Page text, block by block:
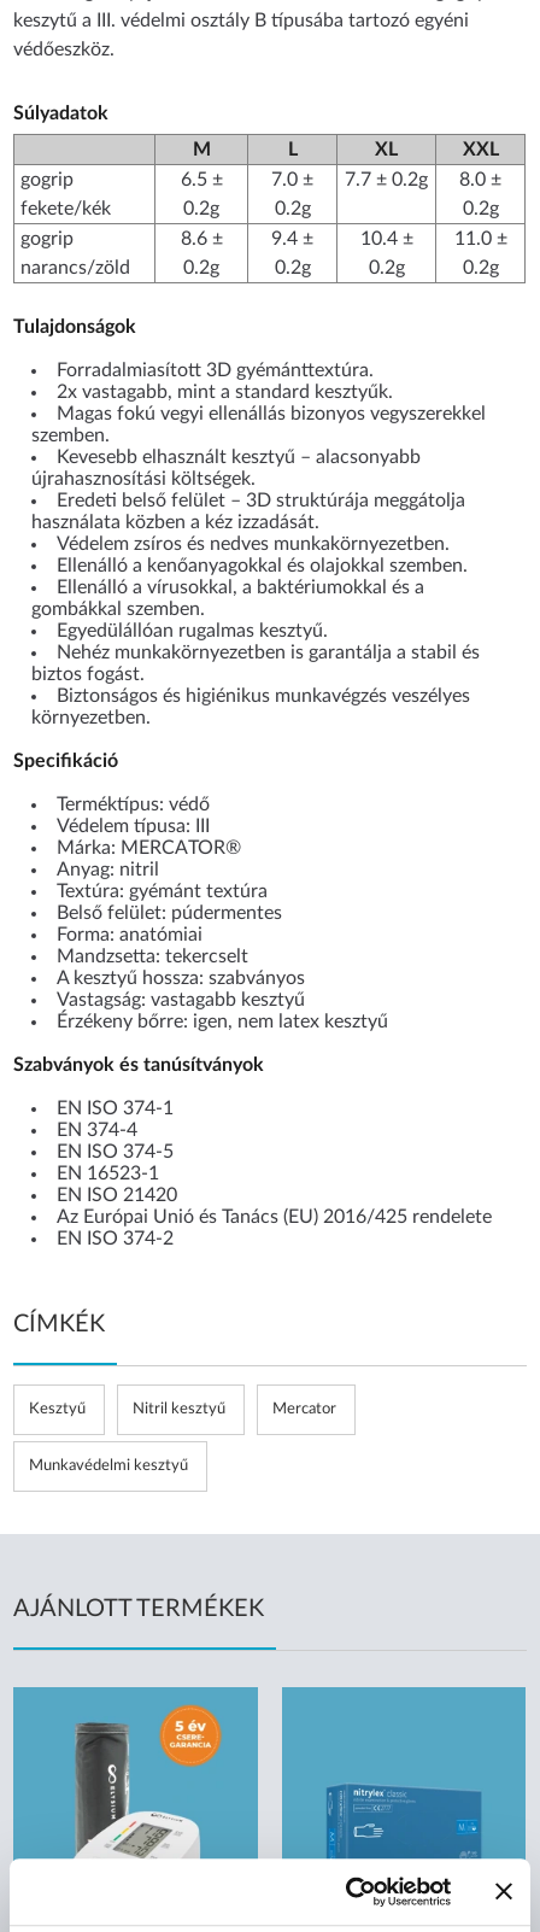
keszytű a III. védelmi osztály B típusába tartozó egyéni
védőeszköz.
Súlyadatok
M
L XL
XXL
gogrip
fekete/kék
6.5 ±
0.2g
7.0 ±
0.2g
7.7 ± 0.2g
8.0 ±
0.2g
gogrip
narancs/zöld
8.6 ±
0.2g
9.4 ±
0.2g
10.4 ±
0.2g
11.0 ±
0.2g
Tulajdonságok
Forradalmiasított 3D gyémánttextúra.
2x vastagabb, mint a standard kesztyűk.
Magas fokú vegyi ellenállás bizonyos vegyszerekkel
szemben.
Kevesebb elhasznált kesztyű – alacsonyabb
újrahasznosítási költségek.
Eredeti belső felület – 3D struktúrája meggátolja
használata közben a kéz izzadását.
Védelem zsíros és nedves munkakörnyezetben.
Ellenálló a kenőanyagokkal és olajokkal szemben.
Ellenálló a vírusokkal, a baktériumokkal és a
gombákkal szemben.
Egyedülállóan rugalmas kesztyű.
Nehéz munkakörnyezetben is garantálja a stabil és
biztos fogást.
Biztonságos és higiénikus munkavégzés veszélyes
környezetben.
Specifikáció
Terméktípus: védő
Védelem típusa: III
Márka: MERCATOR®
Anyag: nitril
Textúra: gyémánt textúra
Belső felület: púdermentes
Forma: anatómiai
Mandzsetta: tekercselt
A kesztyű hossza: szabványos
Vastagság: vastagabb kesztyű
Érzékeny bőrre: igen, nem latex kesztyű
Szabványok és tanúsítványok
EN ISO 374-1
EN 374-4
EN ISO 374-5
EN 16523-1
EN ISO 21420
Az Európai Unió és Tanács (EU) 2016/425 rendelete
EN ISO 374-2
CÍMKÉK
Kesztyű Nitril kesztyű Mercator
Munkavédelmi kesztyű
AJÁNLOTT TERMÉKEK